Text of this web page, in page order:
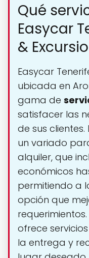
Qué
Easycar
&
Easycar
ubicada en
gama de
satisfacer las
de sus
un variado
alquiler, que
económicos
permitiendo a
opción que
ofrece
la entrega y